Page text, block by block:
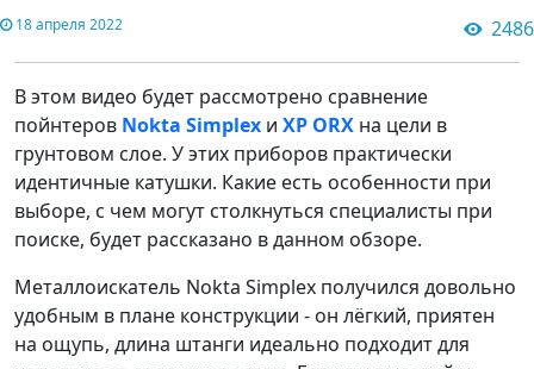
18 апреля 2022 2486
В этом видео будет рассмотрено сравнение
пойнтеров Nokta Simplex и XP ORX на цели в
грунтовом слое. У этих приборов практически
идентичные катушки. Какие есть особенности при
выборе, с чем могут столкнуться специалисты при
поиске, будет рассказано в данном обзоре.
Металлоискатель Nokta Simplex получился довольно
удобным в плане конструкции - он лёгкий, приятен
на ощупь, длина штанги идеально подходит для